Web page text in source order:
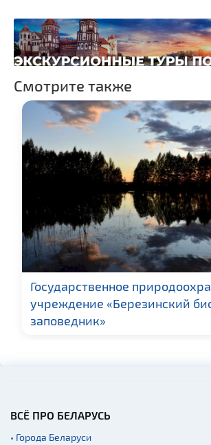
Боулинг
Бильярд
Торговые центры,
универмаги
Фирменные магазины,
бутики
Прокат авто
Прокат спортивного и
туристического
снаряжения
Fast-food
архитектура
Церкви
Военная история
Мастер-классы
Смотрите также
Государственное
учреждение «Березинский
заповедник»
ВСЁ ПРО БЕЛАРУСЬ
• Города Беларуси